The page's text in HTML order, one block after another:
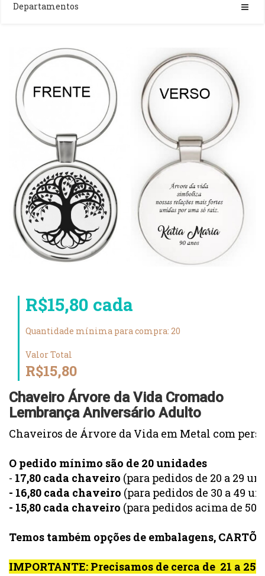
Departamentos
R$15,80 cada
Quantidade mínima para compra: 20
Valor Total
R$15,80
Chaveiro Árvore da Vida Cromado
Lembrança Aniversário Adulto
Chaveiros de Árvore da Vida em Metal com
O pedido mínimo são de 20 unidades
- 17,80 cada chaveiro (para pedidos de 20 a 29
- 16,80 cada chaveiro (para pedidos de 30 a 49
- 15,80 cada chaveiro (para pedidos acima de 50
Temos também opções de embalagens,
IMPORTANTE: Precisamos de cerca de  21 a 25